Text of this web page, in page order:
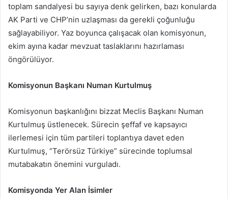
toplam sandalyesi bu sayıya denk gelirken, bazı konularda
AK Parti ve CHP’nin uzlaşması da gerekli çoğunluğu
sağlayabiliyor. Yaz boyunca çalışacak olan komisyonun,
ekim ayına kadar mevzuat taslaklarını hazırlaması
öngörülüyor.
Komisyonun Başkanı Numan Kurtulmuş
Komisyonun başkanlığını bizzat Meclis Başkanı Numan
Kurtulmuş üstlenecek. Sürecin şeffaf ve kapsayıcı
ilerlemesi için tüm partileri toplantıya davet eden
Kurtulmuş, “Terörsüz Türkiye” sürecinde toplumsal
mutabakatın önemini vurguladı.
Komisyonda Yer Alan İsimler